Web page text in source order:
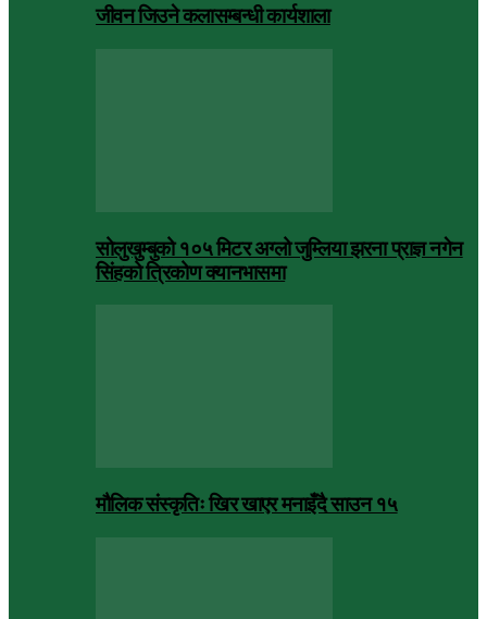
जीवन जिउने कलासम्बन्धी कार्यशाला
सोलुखुम्बुको १०५ मिटर अग्लो जुम्लिया झरना प्राज्ञ नगेन
सिंहको त्रिकोण क्यानभासमा
मौलिक संस्कृतिः खिर खाएर मनाइँदै साउन १५